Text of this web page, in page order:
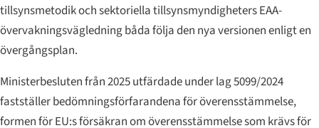
tillsynsmetodik och sektoriella tillsynsmyndigheters EAA-
övervakningsvägledning båda följa den nya versionen enligt en
övergångsplan.
Ministerbesluten från 2025 utfärdade under lag 5099/2024
fastställer bedömningsförfarandena för överensstämmelse,
formen för EU:s försäkran om överensstämmelse som krävs för